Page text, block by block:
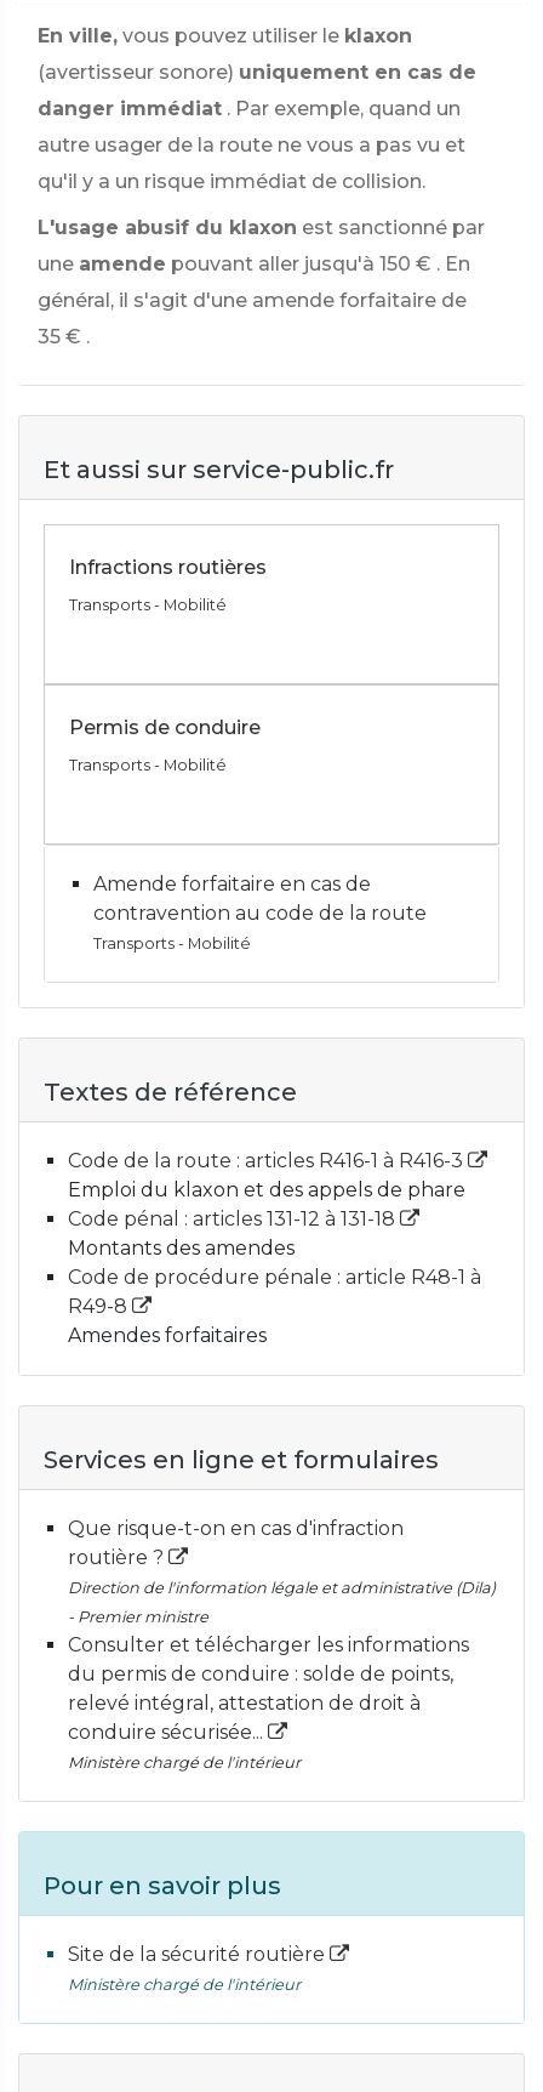
En ville, vous pouvez utiliser le klaxon
(avertisseur sonore) uniquement en cas de
danger immédiat . Par exemple, quand un
autre usager de la route ne vous a pas vu et
qu'il y a un risque immédiat de collision.
L'usage abusif du klaxon est sanctionné par
une amende pouvant aller jusqu'à 150 € . En
général, il s'agit d'une amende forfaitaire de
35 € .
Et aussi sur service-public.fr
Infractions routières
Transports - Mobilité
Permis de conduire
Transports - Mobilité
Amende forfaitaire en cas de
contravention au code de la route
Transports - Mobilité
Textes de référence
Code de la route : articles R416-1 à R416-3
Emploi du klaxon et des appels de phare
Code pénal : articles 131-12 à 131-18
Montants des amendes
Code de procédure pénale : article R48-1 à
R49-8
Amendes forfaitaires
Services en ligne et formulaires
Que risque-t-on en cas d'infraction
routière ?
Direction de l'information légale et administrative (Dila)
- Premier ministre
Consulter et télécharger les informations
du permis de conduire : solde de points,
relevé intégral, attestation de droit à
conduire sécurisée...
Ministère chargé de l'intérieur
Pour en savoir plus
Site de la sécurité routière
Ministère chargé de l'intérieur